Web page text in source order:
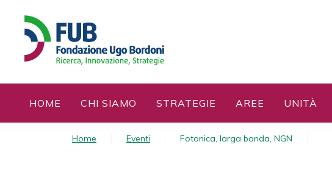
o
n
HOME CHI SIAMO STRATEGIE AREE UNITÀ
Home Eventi Fotonica, larga banda, NGN